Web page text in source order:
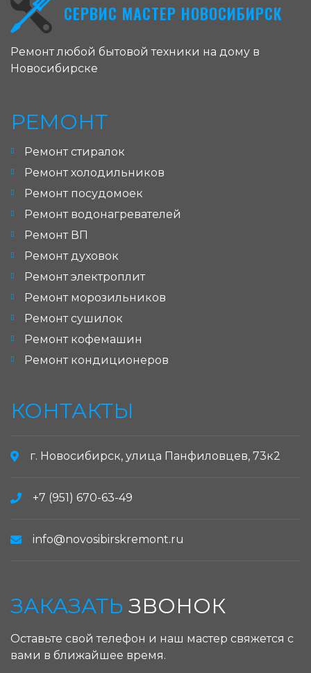
СЕРВИС МАСТЕР НОВОСИБИРСК
Ремонт любой бытовой техники на дому в
Новосибирске
РЕМОНТ
Ремонт стиралок
Ремонт холодильников
Ремонт посудомоек
Ремонт водонагревателей
Ремонт ВП
Ремонт духовок
Ремонт электроплит
Ремонт морозильников
Ремонт сушилок
Ремонт кофемашин
Ремонт кондиционеров
КОНТАКТЫ
г. Новосибирск, улица Панфиловцев, 73к2
+7 (951) 670-63-49
info@novosibirskremont.ru
ЗАКАЗАТЬ ЗВОНОК
Оставьте свой телефон и наш мастер свяжется с
вами в ближайшее время.